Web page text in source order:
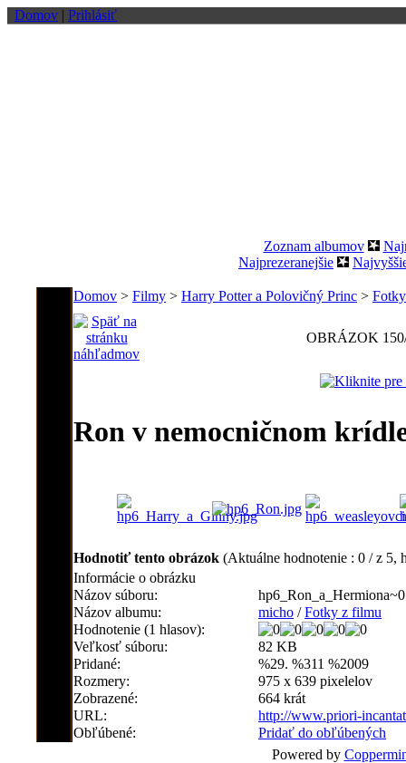
Domov | Prihlásiť
Zoznam albumov
Najprezeranejšie
Domov > Filmy > Harry Potter a Polovičný Princ >
OBRÁZOK
Ron v nemocničnom
Hodnotiť tento obrázok (Aktuálne hodnotenie : 0 / z 5,
Informácie o obrázku
Názov súboru:
Názov albumu:
micho /Fotky z filmu
Hodnotenie (1 hlasov):
Veľkosť súboru:
82 KB
Pridané:
%29. %311 %2009
Rozmery:
975 x 639 pixelelov
Zobrazené:
664 krát
URL:
http://www.priori-
Obľúbené:
Pridať do obľúbených
Powered by